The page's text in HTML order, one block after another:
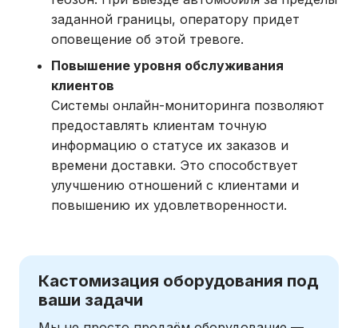
заданной границы, оператору придет
оповещение об этой тревоге.
Повышение уровня обслуживания
клиентов
Системы онлайн-мониторинга позволяют
предоставлять клиентам точную
информацию о статусе их заказов и
времени доставки. Это способствует
улучшению отношений с клиентами и
повышению их удовлетворенности.
Кастомизация оборудования под
ваши задачи